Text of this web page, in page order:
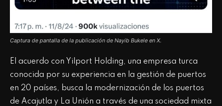
Captura de pantalla de la publicación de Nayib Bukele en X.
El acuerdo con Yilport Holding, una empresa turca
conocida por su experiencia en la gestión de puertos
en 20 países, busca la modernización de los puertos
de Acajutla y La Unión a través de una sociedad mixta